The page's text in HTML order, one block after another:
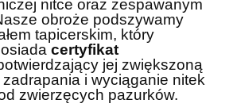
nitce oraz zespawanym
obroże podszywamy
tapicerskim, który
certyfikat
jej zwiększoną
i wyciąganie nitek
zwierzęcych pazurków.